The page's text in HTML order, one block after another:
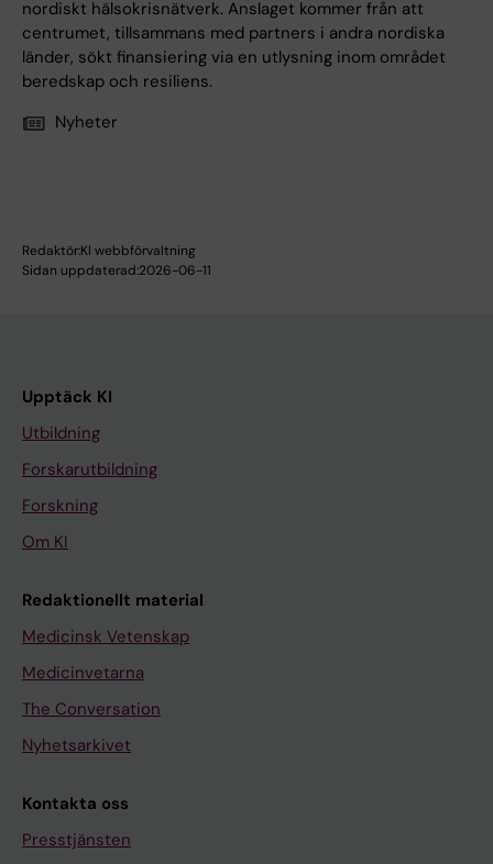
nordiskt hälsokrisnätverk. Anslaget kommer från att
centrumet, tillsammans med partners i andra nordiska
länder, sökt finansiering via en utlysning inom området
beredskap och resiliens.
Nyheter
Redaktör:KI webbförvaltning
Sidan uppdaterad:2026-06-11
Upptäck KI
Utbildning
Forskarutbildning
Forskning
Om KI
Redaktionellt material
Medicinsk Vetenskap
Medicinvetarna
The Conversation
Nyhetsarkivet
Kontakta oss
Presstjänsten